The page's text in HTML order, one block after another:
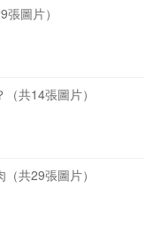
圖片）
共14張圖片）
共29張圖片）